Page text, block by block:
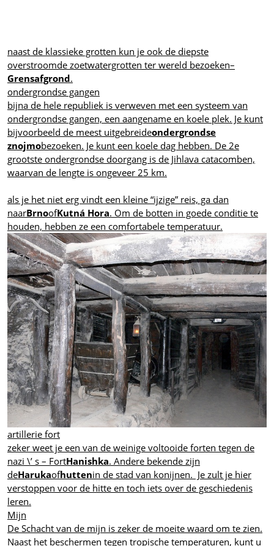
naast de klassieke grotten kun je ook de diepste
overstroomde zoetwatergrotten ter wereld bezoeken–
Grensafgrond.
ondergrondse gangen
bijna de hele republiek is verweven met een systeem van
ondergrondse gangen, een aangename en koele plek. Je kunt
bijvoorbeeld de meest uitgebreideondergrondse
znojmobezoeken. Je kunt een koele dag hebben. De 2e
grootste ondergrondse doorgang is de Jihlava catacomben,
waarvan de lengte is ongeveer 25 km.
als je het niet erg vindt een kleine “ijzige” reis, ga dan
naarBrnoofKutná Hora. Om de botten in goede conditie te
houden, hebben ze een comfortabele temperatuur.
artillerie fort
zeker weet je een van de weinige voltooide forten tegen de
nazi \’ s – FortHanishka. Andere bekende zijn
deHarukaofhuttenin de stad van konijnen. Je zult je hier
verstoppen voor de hitte en toch iets over de geschiedenis
leren.
Mijn
De Schacht van de mijn is zeker de moeite waard om te zien.
Naast het beschermen tegen tropische temperaturen, kunt u